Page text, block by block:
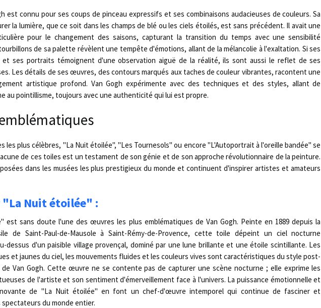
est connu pour ses coups de pinceau expressifs et ses combinaisons audacieuses de couleurs. Sa
la lumière, que ce soit dans les champs de blé ou les ciels étoilés, est sans précédent. Il avait une
pour le changement des saisons, capturant la transition du temps avec une sensibilité
de sa palette révèlent une tempête d'émotions, allant de la mélancolie à l'exaltation. Si ses
et ses portraits témoignent d'une observation aiguë de la réalité, ils sont aussi le reflet de ses
Les détails de ses œuvres, des contours marqués aux taches de couleur vibrantes, racontent une
artistique profond. Van Gogh expérimente avec des techniques et des styles, allant de
au pointillisme, toujours avec une authenticité qui lui est propre.
les plus célèbres, "La Nuit étoilée", "Les Tournesols" ou encore "L'Autoportrait à l'oreille bandée" se
de ces toiles est un testament de son génie et de son approche révolutionnaire de la peinture.
dans les musées les plus prestigieux du monde et continuent d'inspirer artistes et amateurs
"La Nuit étoilée" :
est sans doute l'une des œuvres les plus emblématiques de Van Gogh. Peinte en 1889 depuis la
de Saint-Paul-de-Mausole à Saint-Rémy-de-Provence, cette toile dépeint un ciel nocturne
dessus d'un paisible village provençal, dominé par une lune brillante et une étoile scintillante. Les
et jaunes du ciel, les mouvements fluides et les couleurs vives sont caractéristiques du style post-
de Van Gogh. Cette œuvre ne se contente pas de capturer une scène nocturne ; elle exprime les
de l'artiste et son sentiment d'émerveillement face à l'univers. La puissance émotionnelle et
de "La Nuit étoilée" en font un chef-d'œuvre intemporel qui continue de fasciner et
du monde entier.